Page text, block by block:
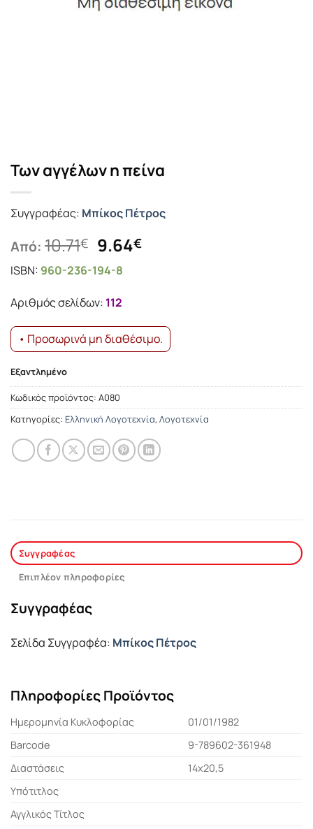
Των αγγέλων η πείνα
Συγγραφέας: Μπίκος Πέτρος
Από: 10.71€ Original
price
was:
10.71€.
9.64€Η
ISBN: 960-236-194-8
Αριθμός σελίδων: 112
• Προσωρινά μη διαθέσιμο.
Εξαντλημένο
Κωδικός προϊόντος: Α080
Κατηγορίες: Ελληνική Λογοτεχνία, Λογοτεχνία
Συγγραφέας
Επιπλέον πληροφορίες
Συγγραφέας
Σελίδα Συγγραφέα: Μπίκος Πέτρος
Πληροφορίες Προϊόντος
Ημερομηνία Κυκλοφορίας
01/01/1982
Barcode
9-789602-361948
Διαστάσεις
14x20,5
Υπότιτλος
Αγγλικός Τίτλος